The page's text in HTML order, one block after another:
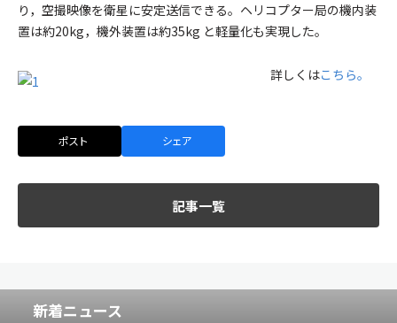
り，空撮映像を衛星に安定送信できる。ヘリコプター局の機内装
置は約20kg，機外装置は約35kg と軽量化も実現した。
詳しくはこちら。
ポスト シェア
記事一覧
新着ニュース